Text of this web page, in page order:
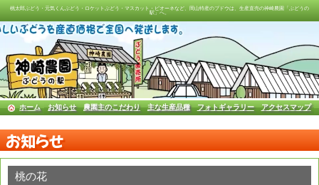
桃太郎ぶどう・元気くんぶどう・ロケットぶどう・マスカット・ピオーネなど、岡山特産のブドウは、生産直売の神崎農園「ぶどうの
駅」へ。
ホーム お知らせ 農園主のこだわり 主な生産品種 フォトギャラリー アクセスマップ
お知らせ
桃の花